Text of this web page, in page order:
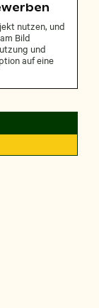
nutzen, und
Bild
und
auf eine